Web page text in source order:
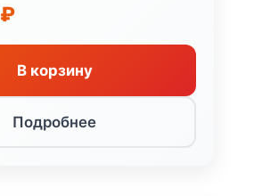
₽
В корзину
Подробнее